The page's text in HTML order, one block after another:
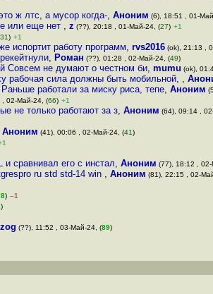
ж лтс, а мусор когда-, Аноним (6), 18:51 , 01-
или еще нет , z (??), 20:18 , 01-Май-24, (27) +1
31) +1
испортит работу программ, rvs2016 (ok), 21:13 ,
, Роман (??), 01:28 , 02-Май-24, (49)
Совсем не думают о честном би, mumu (ok),
рабочая сила должны быть мобильной, ,
работали за миску риса, тепе, Аноним
, 02-Май-24, (66) +1
не только работают за з, Аноним (64), 09:14 ,
Аноним (41), 00:06 , 02-Май-24, (41)
сравнивал его с инстал, Аноним (77), 18:12 ,
ru std std-14 win , Аноним (81), 22:15 , 02-
) –1
)
zog (??), 11:52 , 03-Май-24, (89)